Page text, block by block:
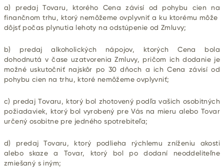
a) predaj Tovaru, ktorého Cena závisí od pohybu cien na
finančnom trhu, ktorý nemôžeme ovplyvniť a ku ktorému môže
dôjsť počas plynutia lehoty na odstúpenie od Zmluvy;
b) predaj alkoholických nápojov, ktorých Cena bola
dohodnutá v čase uzatvorenia Zmluvy, pričom ich dodanie je
možné uskutočniť najskôr po 30 dňoch a ich Cena závisí od
pohybu cien na trhu, ktoré nemôžeme ovplyvniť;
c) predaj Tovaru, ktorý bol zhotovený podľa vašich osobitných
požiadaviek, ktorý bol vyrobený pre Vás na mieru alebo Tovar
určený osobitne pre jedného spotrebiteľa;
d) predaj Tovaru, ktorý podlieha rýchlemu zníženiu akosti
alebo skaze a Tovar, ktorý bol po dodaní neoddeliteľne
zmiešaný s iným;